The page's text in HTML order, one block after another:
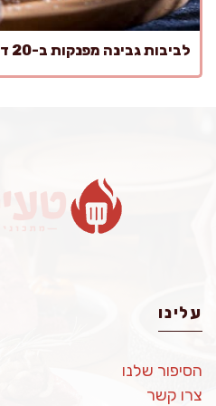
לביבות גבינה מפנקות ב-20 דקות, בלי להסתבך בכלל
עלינו
הסיפור שלנו
צרו קשר